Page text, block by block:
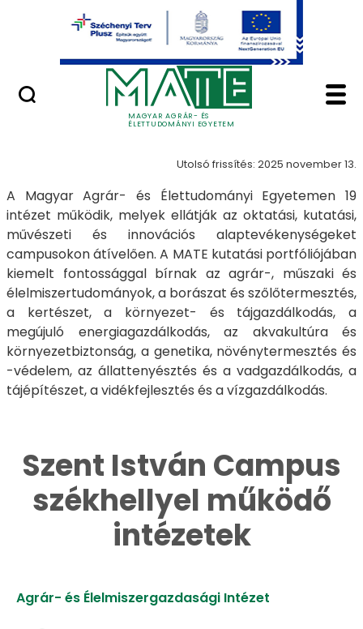
Ugrás a fő tartalomhoz
MAGYAR AGRÁR- ÉS
ÉLETTUDOMÁNYI EGYETEM
Minőségügy
Intézetek - Magyar
Intézetek
Utolsó frissítés: 2025 november 13.
A Magyar Agrár- és Élettudományi Egyetemen 19
intézet működik, melyek ellátják az oktatási, kutatási,
művészeti és innovációs alaptevékenységeket
campusokon átívelően. A MATE kutatási portfóliójában
kiemelt fontossággal bírnak az agrár-, műszaki és
élelmiszertudományok, a borászat és szőlőtermesztés,
a kertészet, a környezet- és tájgazdálkodás, a
megújuló energiagazdálkodás, az akvakultúra és
környezetbiztonság, a genetika, növénytermesztés és
-védelem, az állattenyésztés és a vadgazdálkodás, a
tájépítészet, a vidékfejlesztés és a vízgazdálkodás.
​​​​​​​Szent István Campus
székhellyel működő
intézetek
Agrár- és Élelmiszergazdasági Intézet